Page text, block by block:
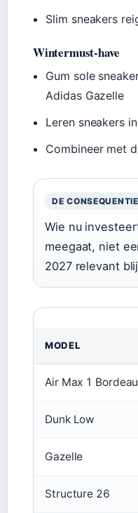
Slim sneakers
Wintermust-have
Gum sole
Adidas Gazelle
Leren sneakers
Combineer met
DE CONSEQUENTIE
Wie nu
meegaat, niet
2027 relevant
MODEL
Air Max 1
Dunk Low
Gazelle
Structure 26